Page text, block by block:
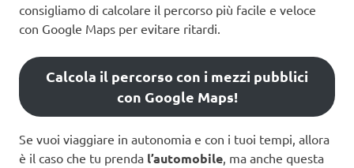
consigliamo di calcolare il percorso più facile e veloce
con Google Maps per evitare ritardi.
Calcola il percorso con i mezzi pubblici
con Google Maps!
Se vuoi viaggiare in autonomia e con i tuoi tempi, allora
è il caso che tu prenda l’automobile , ma anche questa